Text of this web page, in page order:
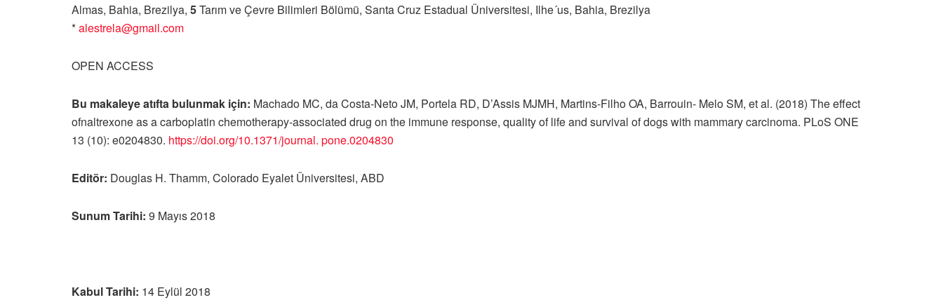
Almas, Bahia, Brezilya, 5Tarım ve Çevre Bilimleri Bölümü, Santa Cruz Estadual Üniversitesi, Ilhe´us, Bahia, Brezilya
*alestrela@gmail.com
OPEN ACCESS
Bu makaleye atıfta bulunmak için: Machado MC, da Costa-Neto JM, Portela RD, D’Assis MJMH, Martins-Filho OA, Barrouin- Melo SM, et al. (2018) The effect
ofnaltrexone as a carboplatin chemotherapy-associated drug on the immune response, quality of life and survival of dogs with mammary carcinoma. PLoS ONE
13 (10): e0204830. https://doi.org/10.1371/journal. pone.0204830
Editör: Douglas H. Thamm, Colorado Eyalet Üniversitesi, ABD
Sunum Tarihi: 9 Mayıs 2018
Kabul Tarihi: 14 Eylül 2018